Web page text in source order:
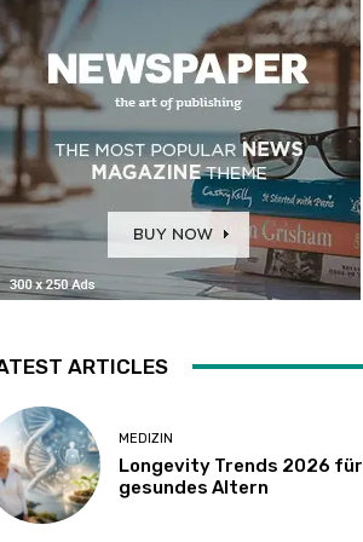
ARTICLES
MEDIZIN
Longevity Trends 2026 für
gesundes Altern